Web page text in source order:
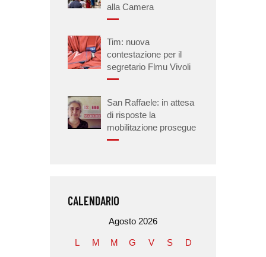
alla Camera
Tim: nuova
contestazione per il
segretario Flmu Vivoli
San Raffaele: in attesa
di risposte la
mobilitazione prosegue
CALENDARIO
Agosto 2026
L M M G V S D